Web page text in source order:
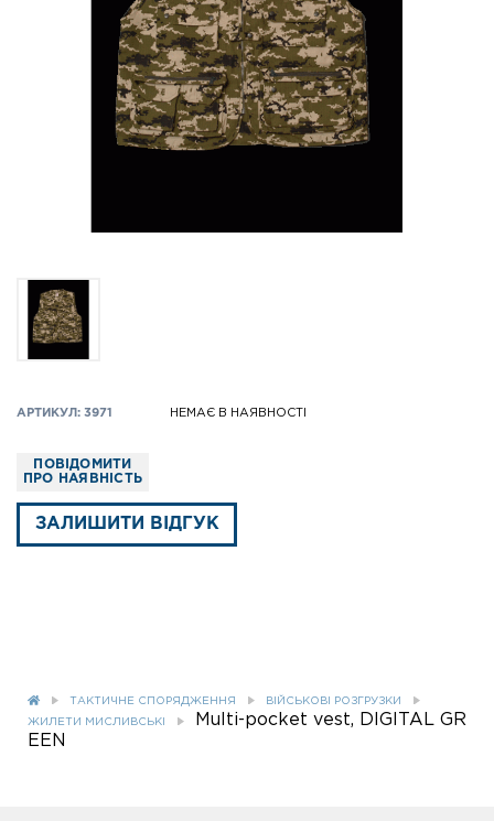
АРТИКУЛ: 3971 НЕМАЄ В НАЯВНОСТІ
ПОВІДОМИТИ
ПРО НАЯВНІСТЬ
ЗАЛИШИТИ ВІДГУК
ТАКТИЧНЕ СПОРЯДЖЕННЯ ВІЙСЬКОВІ РОЗГРУЗКИ
ЖИЛЕТИ МИСЛИВСЬКІ
Multi-pocket vest, DIGITAL GR
EEN